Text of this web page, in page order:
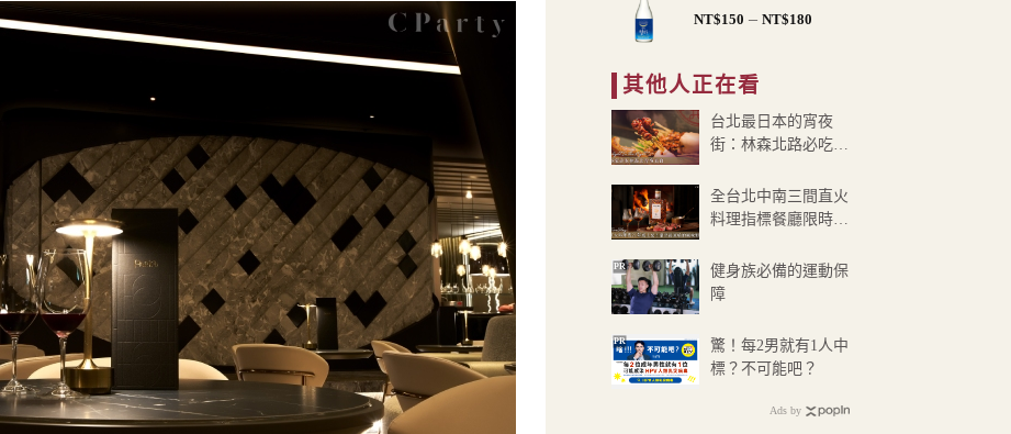
NT$460
NT$150 – NT$180價
NT$150
到
NT$180
其他人正在看
台北最日本的宵夜
街：林森北路必吃8
全台北中南三間直火
料理指標餐廳限時推
單
健身族必備的運動保
障
PR
驚！每2男就有1人中
標？不可能吧？
PR
Ads by